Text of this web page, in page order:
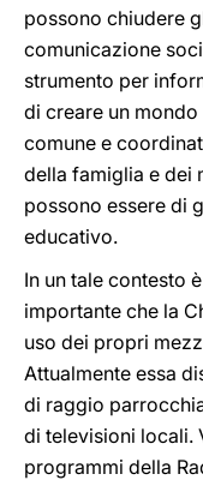
possono chiudere
comunicazione
strumento per
di creare un
comune e
della famiglia e dei
possono essere di
educativo.
In un tale contesto
importante che la
uso dei propri
Attualmente essa
di raggio
di televisioni locali.
programmi della